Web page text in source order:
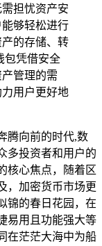
担忧资产安
够轻松进行
的存储、转
包凭借安全
管理的需
用户更好地
腾向前的时代,数
多投资者和用户的
核心焦点，随着区
，加密货币市场更
锦的春日花园，在
易用且功能强大等
在茫茫大海中为船